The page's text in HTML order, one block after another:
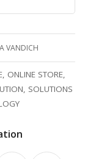
VANDICH
, ONLINE STORE,
, SOLUTIONS